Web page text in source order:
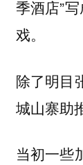
季酒店”
戏。
除了明目
城山寨助
当初一些